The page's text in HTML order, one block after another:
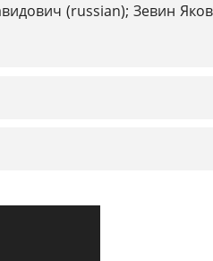
(russian); Зевин Яков